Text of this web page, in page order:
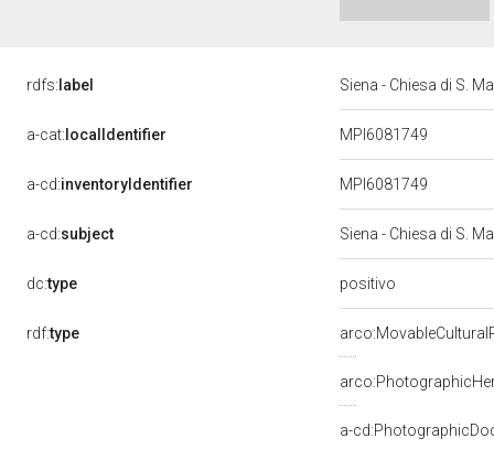
rdfs: label Siena - Chiesa di S.
a-cat: localIdentifier MPI6081749
a-cd:inventoryIdentifier MPI6081749
a-cd:subject Siena - Chiesa di S.
dc:type positivo
rdf:type
a-